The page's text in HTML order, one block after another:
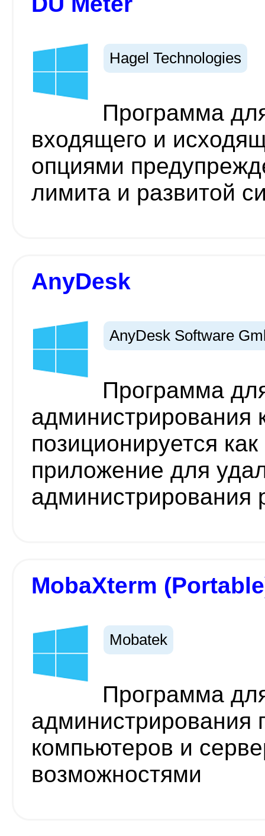
Hagel Technologies
Программа
входящего и
опциями
лимита и развитой
AnyDesk
AnyDesk Software
Программа
администрирования
позиционируется
приложение для
администрирования
MobaXterm
Mobatek
Программа
администрирования
компьютеров и
возможностями